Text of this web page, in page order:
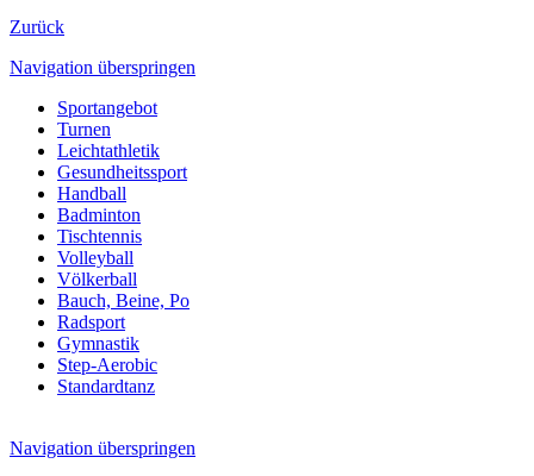
Zurück
Navigation überspringen
Sportangebot
Turnen
Leichtathletik
Gesundheitssport
Handball
Badminton
Tischtennis
Volleyball
Völkerball
Bauch, Beine, Po
Radsport
Gymnastik
Step-Aerobic
Standardtanz
Navigation überspringen